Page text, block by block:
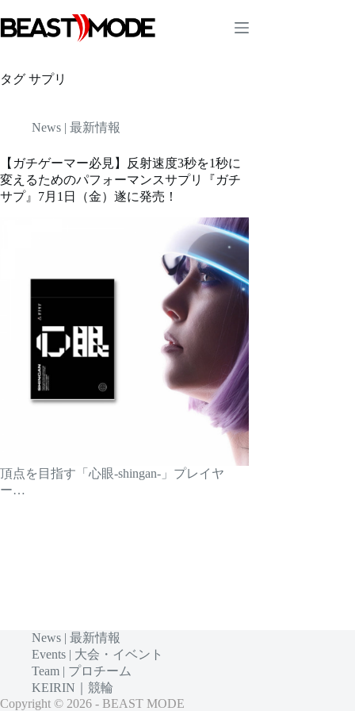
ン
テ
ツ
へ
プ
タグ サプリ
News | 最新情報
【ガチゲーマー必見】反射速度3秒を1秒に
変えるためのパフォーマンスサプリ『ガチ
サプ』7月1日（金）遂に発売！
頂点を目指す「心眼-shingan-」プレイヤ
ー…
News | 最新情報
Events | 大会・イベント
Team | プロチーム
KEIRIN｜競輪
Copyright © 2026 - BEAST MODE